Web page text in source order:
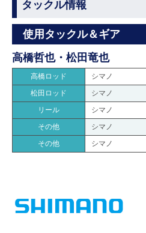
タックル情報
使用タックル＆ギア
高橋哲也・松田竜也
高橋ロッド シマノ
松田ロッド
シマノ
リール
シマノ
その他
シマノ
その他
シマノ